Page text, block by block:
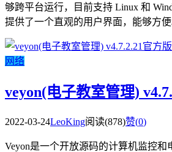
够跨平台运行，目前支持 Linux 和
提供了一个直观的用户界面，能够方
网络
veyon(电子教室管理)
2022-03-24LeoKing阅读(878)赞(0)
Veyon是一个开放源码的计算机监控和